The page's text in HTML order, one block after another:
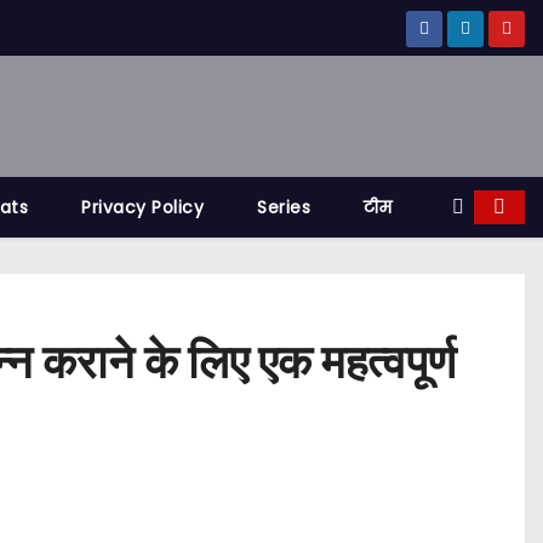
Privacy Policy Series टीम
कराने के लिए एक महत्वपूर्ण